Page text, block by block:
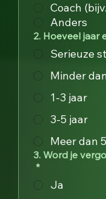
Coach
Anders
2. Hoeveel jaar
Serieuze
Minder
1-3 jaar
3-5 jaar
Meer dan
3. Word je
*
Ja